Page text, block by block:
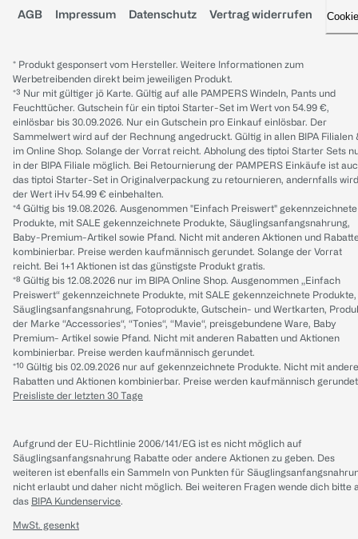
AGB Impressum Datenschutz Vertrag widerrufen
* Produkt gesponsert vom Hersteller. Weitere Informationen zum
Werbetreibenden direkt beim jeweiligen Produkt.
*³ Nur mit gültiger jö Karte. Gültig auf alle PAMPERS Windeln, Pants und
Feuchttücher. Gutschein für ein tiptoi Starter-Set im Wert von 54.99 €,
einlösbar bis 30.09.2026. Nur ein Gutschein pro Einkauf einlösbar. Der
Sammelwert wird auf der Rechnung angedruckt. Gültig in allen BIPA Filialen
im Online Shop. Solange der Vorrat reicht. Abholung des tiptoi Starter Sets
in der BIPA Filiale möglich. Bei Retournierung der PAMPERS Einkäufe ist
das tiptoi Starter-Set in Originalverpackung zu retournieren, andernfalls wird
der Wert iHv 54.99 € einbehalten.
*⁴ Gültig bis 19.08.2026. Ausgenommen "Einfach Preiswert" gekennzeichnete
Produkte, mit SALE gekennzeichnete Produkte, Säuglingsanfangsnahrung,
Baby-Premium-Artikel sowie Pfand. Nicht mit anderen Aktionen und
kombinierbar. Preise werden kaufmännisch gerundet. Solange der Vorrat
reicht. Bei 1+1 Aktionen ist das günstigste Produkt gratis.
*⁸ Gültig bis 12.08.2026 nur im BIPA Online Shop. Ausgenommen „Einfach
Preiswert“ gekennzeichnete Produkte, mit SALE gekennzeichnete Produkte,
Säuglingsanfangsnahrung, Fotoprodukte, Gutschein- und Wertkarten,
der Marke “Accessories“, “Tonies“, “Mavie“, preisgebundene Ware, Baby
Premium- Artikel sowie Pfand. Nicht mit anderen Rabatten und Aktionen
kombinierbar. Preise werden kaufmännisch gerundet.
*¹⁰ Gültig bis 02.09.2026 nur auf gekennzeichnete Produkte. Nicht mit
Rabatten und Aktionen kombinierbar. Preise werden kaufmännisch
Preisliste der letzten 30 Tage
Aufgrund der EU-Richtlinie 2006/141/EG ist es nicht möglich auf
Säuglingsanfangsnahrung Rabatte oder andere Aktionen zu geben. Des
weiteren ist ebenfalls ein Sammeln von Punkten für
nicht erlaubt und daher nicht möglich. Bei weiteren Fragen wende dich bitte
das BIPA Kundenservice.
MwSt. gesenkt